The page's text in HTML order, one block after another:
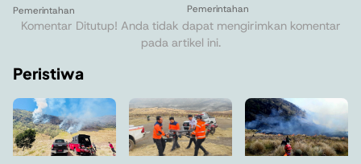
Pemerintahan Pemerintahan
Komentar Ditutup! Anda tidak dapat mengirimkan komentar
pada artikel ini.
Peristiwa